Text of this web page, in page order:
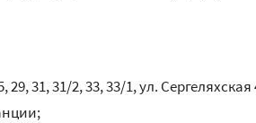
29, 31, 31/2, 33, 33/1, ул.